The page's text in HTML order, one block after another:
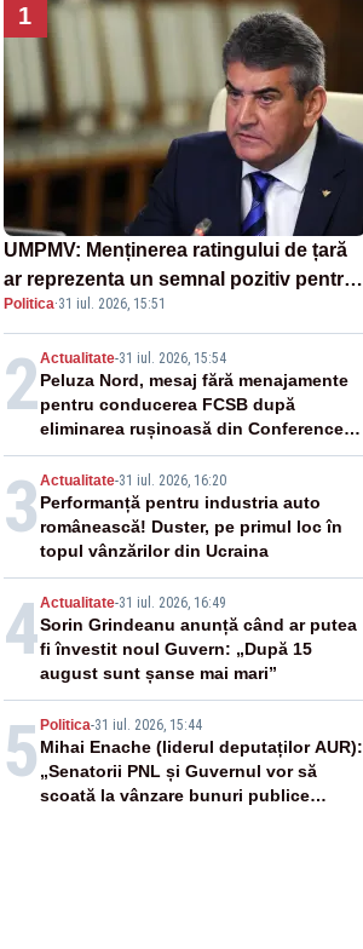
1
UMPMV: Menținerea ratingului de țară
ar reprezenta un semnal pozitiv pentru
România. Autoritățile trebuie să
continue consolidarea stabilității
economice și financiare
Politica·31 iul. 2026, 15:51
2Actualitate-31 iul. 2026, 15:54
Peluza Nord, mesaj fără menajamente
pentru conducerea FCSB după
eliminarea rușinoasă din Conference
League
3 Actualitate-31 iul. 2026, 16:20
Performanță pentru industria auto
românească! Duster, pe primul loc în
topul vânzărilor din Ucraina
4Actualitate-31 iul. 2026, 16:49
Sorin Grindeanu anunță când ar putea
fi învestit noul Guvern: „După 15
august sunt șanse mai mari”
5 Politica-31 iul. 2026, 15:44
Mihai Enache (liderul deputaților AUR):
„Senatorii PNL și Guvernul vor să
scoată la vânzare bunuri publice